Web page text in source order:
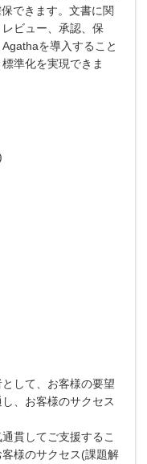
できます。文書に関
ビュー、承認、保
を導入すること
準化を実現できま
して、お客様の要望
、お客様のサクセス
貫してご支援するこ
様のサクセス(課題解